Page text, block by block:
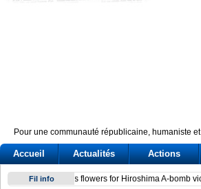
Pour une communauté républicaine, humaniste
Accueil Actualités Actions
Fil info Conte e l'audizione in